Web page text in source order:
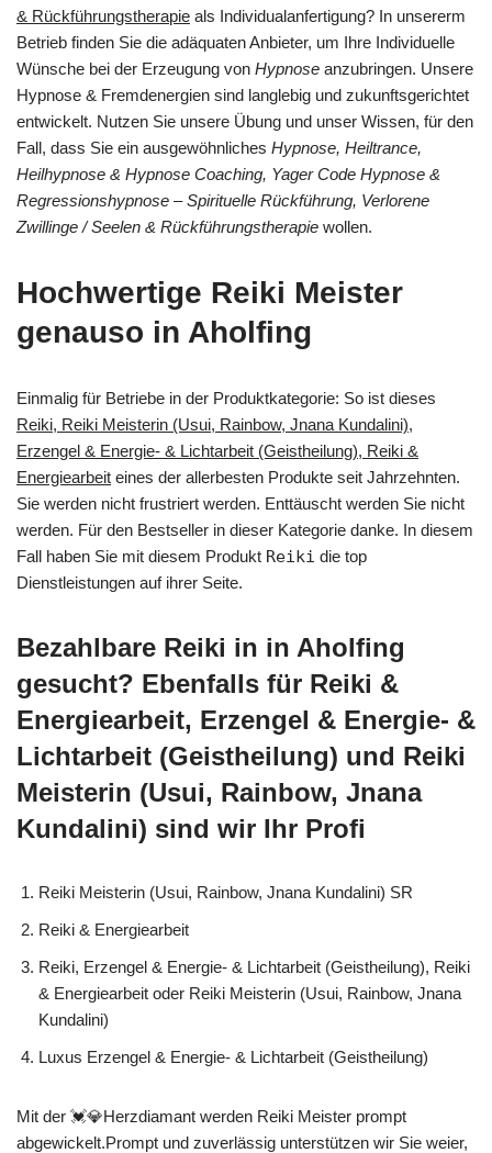
& Rückführungstherapie als Individualanfertigung? In unsererm
Betrieb finden Sie die adäquaten Anbieter, um Ihre Individuelle
Wünsche bei der Erzeugung von Hypnose anzubringen. Unsere
Hypnose & Fremdenergien sind langlebig und zukunftsgerichtet
entwickelt. Nutzen Sie unsere Übung und unser Wissen, für den
Fall, dass Sie ein ausgewöhnliches Hypnose, Heiltrance,
Heilhypnose & Hypnose Coaching, Yager Code Hypnose &
Regressionshypnose – Spirituelle Rückführung, Verlorene
Zwillinge / Seelen & Rückführungstherapie wollen.
Hochwertige Reiki Meister
genauso in Aholfing
Einmalig für Betriebe in der Produktkategorie: So ist dieses
Reiki, Reiki Meisterin (Usui, Rainbow, Jnana Kundalini),
Erzengel & Energie- & Lichtarbeit (Geistheilung), Reiki &
Energiearbeit eines der allerbesten Produkte seit Jahrzehnten.
Sie werden nicht frustriert werden. Enttäuscht werden Sie nicht
werden. Für den Bestseller in dieser Kategorie danke. In diesem
Fall haben Sie mit diesem Produkt Reiki die top
Dienstleistungen auf ihrer Seite.
Bezahlbare Reiki in in Aholfing
gesucht? Ebenfalls für Reiki &
Energiearbeit, Erzengel & Energie- &
Lichtarbeit (Geistheilung) und Reiki
Meisterin (Usui, Rainbow, Jnana
Kundalini) sind wir Ihr Profi
Reiki Meisterin (Usui, Rainbow, Jnana Kundalini) SR
Reiki & Energiearbeit
Reiki, Erzengel & Energie- & Lichtarbeit (Geistheilung), Reiki
& Energiearbeit oder Reiki Meisterin (Usui, Rainbow, Jnana
Kundalini)
Luxus Erzengel & Energie- & Lichtarbeit (Geistheilung)
Mit der 💓️💎Herzdiamant werden Reiki Meister prompt
abgewickelt.Prompt und zuverlässig unterstützen wir Sie weier,